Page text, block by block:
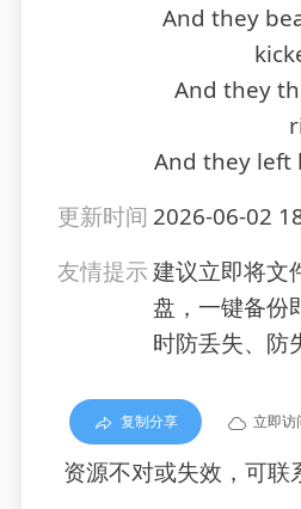
And they
And they
And they left
更新时间 2026-06-02
友情提示建议立即将文
盘，一键备份
时防丢失、防
复制分享 立即访
资源不对或失效，可联